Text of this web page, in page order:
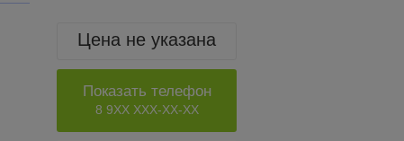
Цена не указана
Показать телефон
8 9XX XXX-XX-XX